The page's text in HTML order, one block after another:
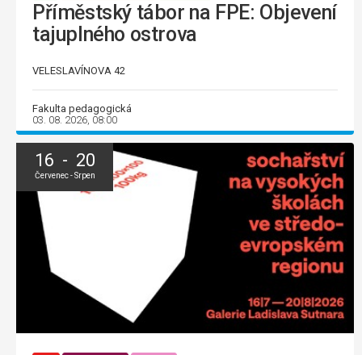
Příměstský tábor na FPE: Objevení
tajuplného ostrova
VELESLAVÍNOVA 42
Fakulta pedagogická
03. 08. 2026, 08:00
16 - 20
Červenec - Srpen